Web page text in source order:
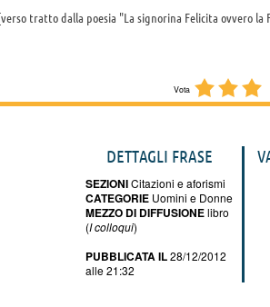
verso tratto dalla poesia "La signorina Felicita ovvero la
Vota
DETTAGLI FRASE
SEZIONICitazioni e aforismi
CATEGORIE Uomini e Donne
MEZZO DI DIFFUSIONElibro
(I colloqui)
PUBBLICATA IL28/12/2012
alle 21:32